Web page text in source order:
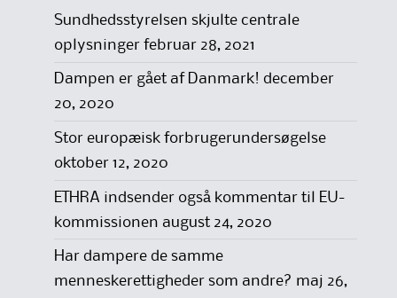
Sundhedsstyrelsen skjulte centrale
oplysninger februar 28, 2021
Dampen er gået af Danmark! december
20, 2020
Stor europæisk forbrugerundersøgelse
oktober 12, 2020
ETHRA indsender også kommentar til EU-
kommissionen august 24, 2020
Har dampere de samme
menneskerettigheder som andre? maj 26,